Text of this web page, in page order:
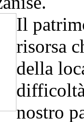
Il
risorsa
della
nostro